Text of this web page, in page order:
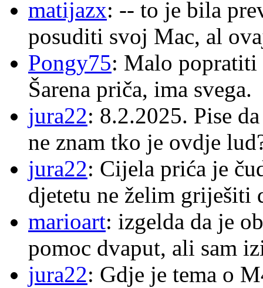
matijazx: -- to je bila
posuditi svoj Mac, al
Pongy75: Malo popratiti
Šarena priča, ima svega.
jura22: 8.2.2025. Pise
ne znam tko je ovdje
jura22: Cijela prića je
djetetu ne želim griješiti
marioart: izgelda da je
pomoc dvaput, ali sam
jura22: Gdje je tema o